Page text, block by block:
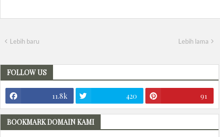
Lebih baru Lebih lama
FOLLOW US
11.8k 420 91
BOOKMARK DOMAIN KAMI